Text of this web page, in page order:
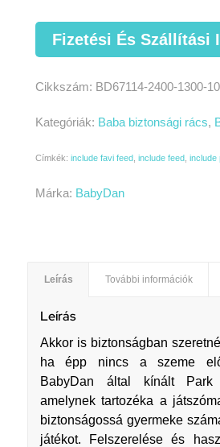
Fizetési És Szállítási
Cikkszám: BD67114-2400-1300-10
Kategóriák: Baba biztonsági rács,
Címkék: include favi feed include feed include
Márka: BabyDan
Leírás További információk
Leírás
Akkor is biztonságban
ha épp nincs a szeme
BabyDan által kínált
amelynek tartozéka a
biztonságossá gyermeke
játékot. Felszerelése és